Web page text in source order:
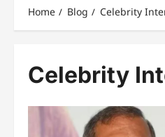
Home Blog Celebrity
Celebrity